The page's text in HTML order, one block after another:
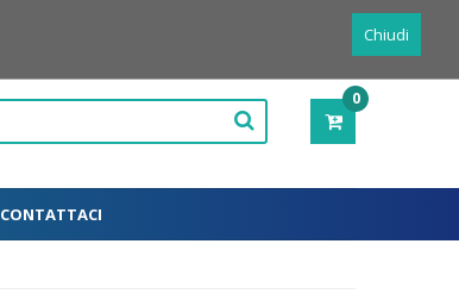
0
-
CONTATTACI
Chiudi